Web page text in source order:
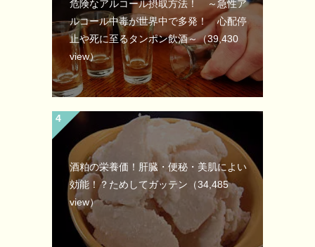
危険なアルコール摂取方法！ ～急性ア
ルコール中毒が世界中で多発！ 心配停
止や死に至るタンポン飲酒～（39,430
view）
酒粕の栄養価！肝臓・便秘・美肌によい
効能！？ためしてガッテン （34,485
view）